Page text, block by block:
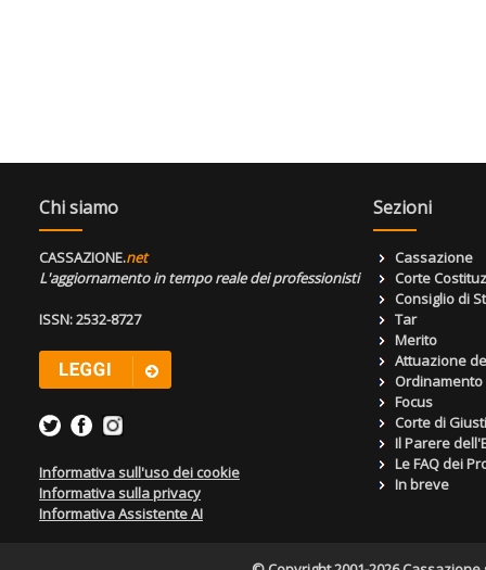
Chi siamo
CASSAZIONE.net
L'aggiornamento in tempo reale dei professionisti
ISSN: 2532-8727
Informativa sull'uso dei cookie
Informativa sulla privacy
Informativa Assistente AI
Sezioni
Cassazione
Corte
Consiglio di
Tar
Merito
Attuazione
Focus
Corte di
Il Parere
Le FAQ dei
In breve